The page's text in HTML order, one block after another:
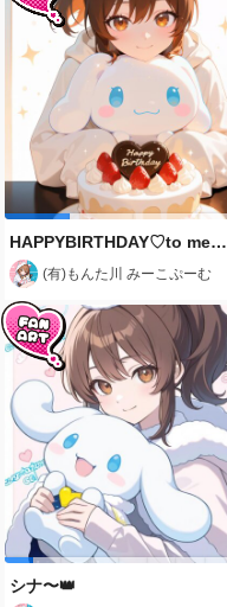
HAPPYBIRTHDAY♡to me2026🎉
(有)もんた川 みーこぷーむ
シナ〜👑